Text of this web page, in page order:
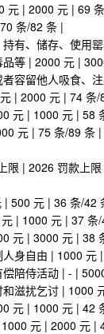
元 | 2000 元 | 69
条/82 条 |
有、储存、使用
等 | 2000 元 |
容留他人吸食、
| 2000 元 | 74 条/
元 | 1000 元 | 58
元 | 75 条/89 条 |
限 | 2026 罚款上
| 500 元 | 36 条/42
| 1000 元 | 37 条
元 | 3000 元 | 38
身自由 | 1000 元
陪侍活动 | - |
滋扰乞讨 | 1000
元 | 1000 元 | 42
元 | 2000 元 |